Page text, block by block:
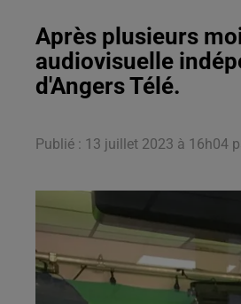
Après plusieurs
audiovisuelle
d'Angers Télé.
Publié : 13 juillet 2023 à 16h04